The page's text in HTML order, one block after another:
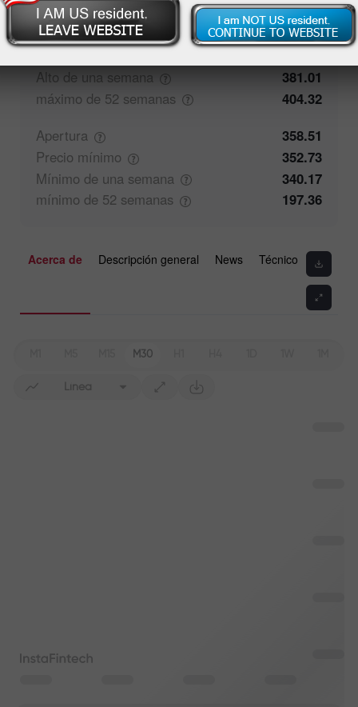
Cierre
359.83
Alto de una semana
381.01
máximo de 52 semanas
404.32
Apertura
358.51
Precio mínimo
352.73
Mínimo de una semana
340.17
mínimo de 52 semanas 197.36
Acerca de Descripción general News Técnico
M30
Línea